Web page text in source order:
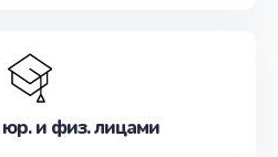
юр. и физ. лицами